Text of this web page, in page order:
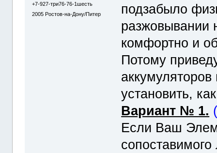
+7-927-три76-76-1шесть
2005 Ростов-на-Дону/Питер
подзабыло
разжовывании
комфортно и
Потому
аккумуляторов
установить,
Вариант № 1.
Если Ваш